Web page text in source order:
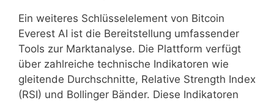
Ein weiteres Schlüsselelement von Bitcoin
Everest AI ist die Bereitstellung umfassender
Tools zur Marktanalyse. Die Plattform verfügt
über zahlreiche technische Indikatoren wie
gleitende Durchschnitte, Relative Strength Index
(RSI) und Bollinger Bänder. Diese Indikatoren